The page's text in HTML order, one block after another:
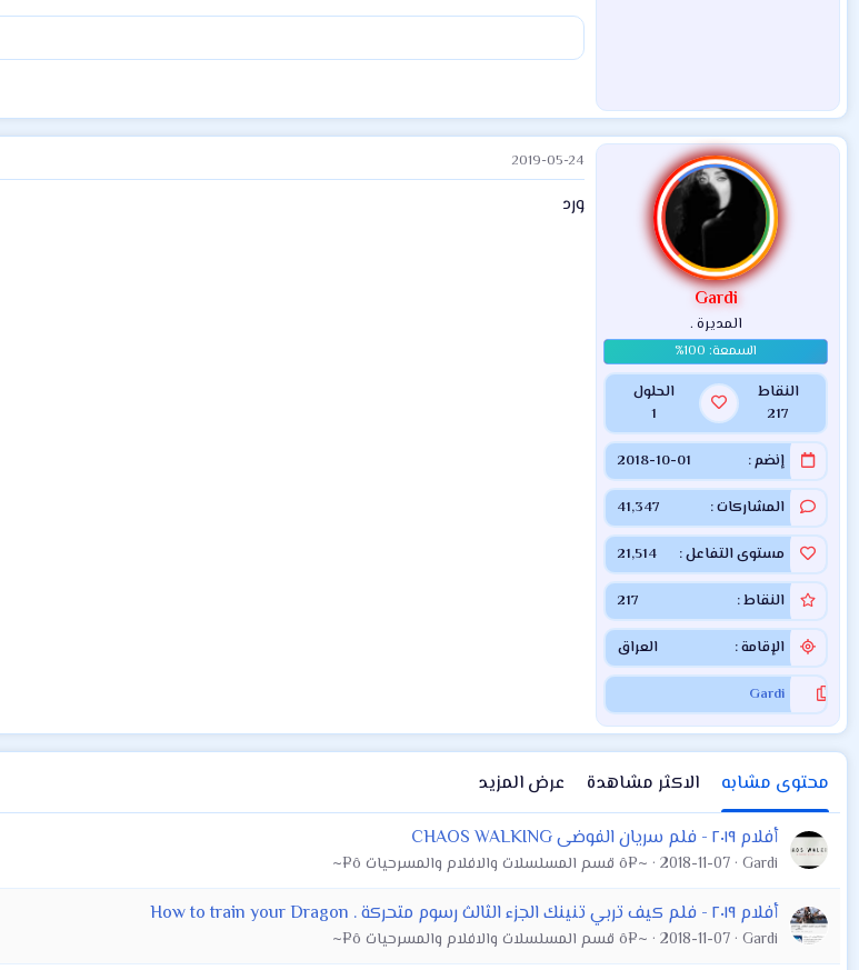
Gardi
المديرة .
النقاط
217
الحلول
1
إنضم 2018-10-01
المشاركات 41,347
مستوى التفاعل 21,514
النقاط 217
الإقامة العراق
Gardi
2019-05-24
ورد
محتوى مشابه الاكثر مشاهدة
عرض المزيد
أفلام ٢٠١٩ - فلم سريان الفوضى CHAOS WALKING
Gardi
2018-11-07 ~¤ô قسم المسلسلات والافلام والمسرحيات ô¤~
أفلام ٢٠١٩ - فلم كيف تربي تنينك الجزء الثالث رسوم متحركة . How to train your Dragon
Gardi
2018-11-07 ~¤ô قسم المسلسلات والافلام والمسرحيات ô¤~